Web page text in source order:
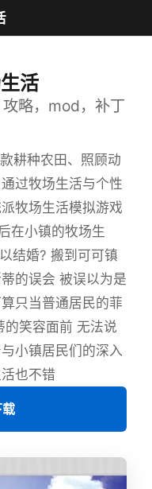
活
略，mod，补丁
耕种农田、照顾动
过牧场生活与个性
牧场生活模拟游戏
在小镇的牧场生
结婚? 搬到可可镇
的误会 被误以为是
只当普通居民的菲
的笑容面前 无法说
小镇居民们的深入
也不错